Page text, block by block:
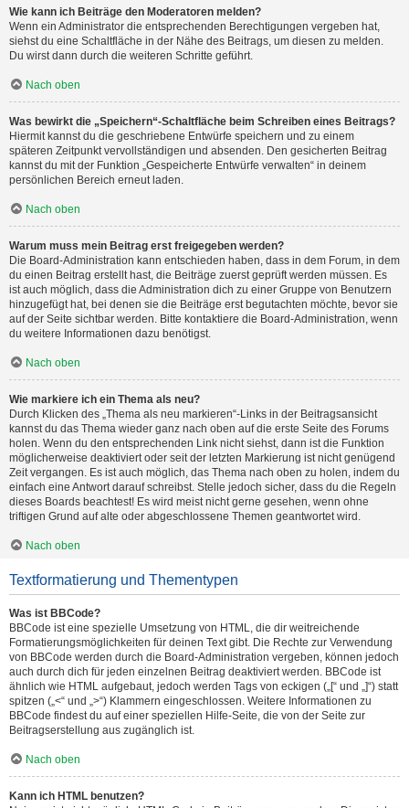
Wie kann ich Beiträge den Moderatoren melden?
Wenn ein Administrator die entsprechenden Berechtigungen vergeben hat,
siehst du eine Schaltfläche in der Nähe des Beitrags, um diesen zu melden.
Du wirst dann durch die weiteren Schritte geführt.
Nach oben
Was bewirkt die „Speichern“-Schaltfläche beim Schreiben eines Beitrags?
Hiermit kannst du die geschriebene Entwürfe speichern und zu einem
späteren Zeitpunkt vervollständigen und absenden. Den gesicherten Beitrag
kannst du mit der Funktion „Gespeicherte Entwürfe verwalten“ in deinem
persönlichen Bereich erneut laden.
Nach oben
Warum muss mein Beitrag erst freigegeben werden?
Die Board-Administration kann entschieden haben, dass in dem Forum, in dem
du einen Beitrag erstellt hast, die Beiträge zuerst geprüft werden müssen. Es
ist auch möglich, dass die Administration dich zu einer Gruppe von Benutzern
hinzugefügt hat, bei denen sie die Beiträge erst begutachten möchte, bevor sie
auf der Seite sichtbar werden. Bitte kontaktiere die Board-Administration, wenn
du weitere Informationen dazu benötigst.
Nach oben
Wie markiere ich ein Thema als neu?
Durch Klicken des „Thema als neu markieren“-Links in der Beitragsansicht
kannst du das Thema wieder ganz nach oben auf die erste Seite des Forums
holen. Wenn du den entsprechenden Link nicht siehst, dann ist die Funktion
möglicherweise deaktiviert oder seit der letzten Markierung ist nicht genügend
Zeit vergangen. Es ist auch möglich, das Thema nach oben zu holen, indem du
einfach eine Antwort darauf schreibst. Stelle jedoch sicher, dass du die Regeln
dieses Boards beachtest! Es wird meist nicht gerne gesehen, wenn ohne
triftigen Grund auf alte oder abgeschlossene Themen geantwortet wird.
Nach oben
Textformatierung und Thementypen
Was ist BBCode?
BBCode ist eine spezielle Umsetzung von HTML, die dir weitreichende
Formatierungsmöglichkeiten für deinen Text gibt. Die Rechte zur Verwendung
von BBCode werden durch die Board-Administration vergeben, können jedoch
auch durch dich für jeden einzelnen Beitrag deaktiviert werden. BBCode ist
ähnlich wie HTML aufgebaut, jedoch werden Tags von eckigen („[“ und „]“) statt
spitzen („<“ und „>“) Klammern eingeschlossen. Weitere Informationen zu
BBCode findest du auf einer speziellen Hilfe-Seite, die von der Seite zur
Beitragserstellung aus zugänglich ist.
Nach oben
Kann ich HTML benutzen?